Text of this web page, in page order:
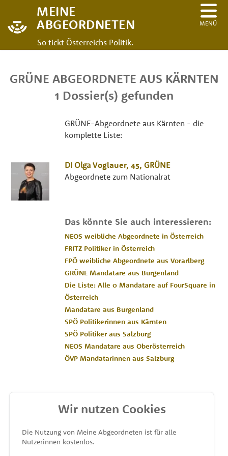
MEINE
ABGEORDNETEN
So tickt Österreichs Politik.
MENÜ
GRÜNE ABGEORDNETE AUS KÄRNTEN
1 Dossier(s) gefunden
GRÜNE-Abgeordnete aus Kärnten - die
komplette Liste:
DI Olga Voglauer, 45, GRÜNE
Abgeordnete zum Nationalrat
Das könnte Sie auch interessieren:
NEOS weibliche Abgeordnete in Österreich
FRITZ Politiker in Österreich
FPÖ weibliche Abgeordnete aus Vorarlberg
GRÜNE Mandatare aus Burgenland
Die Liste: Alle 0 Mandatare auf FourSquare in
Österreich
Mandatare aus Burgenland
SPÖ Politikerinnen aus Kärnten
SPÖ Politiker aus Salzburg
NEOS Mandatare aus Oberösterreich
ÖVP Mandatarinnen aus Salzburg
MEINE ABGEORDNETEN
unterstützt von
Wir nutzen Cookies
Die Nutzung von Meine Abgeordneten ist für alle
Nutzerinnen kostenlos.